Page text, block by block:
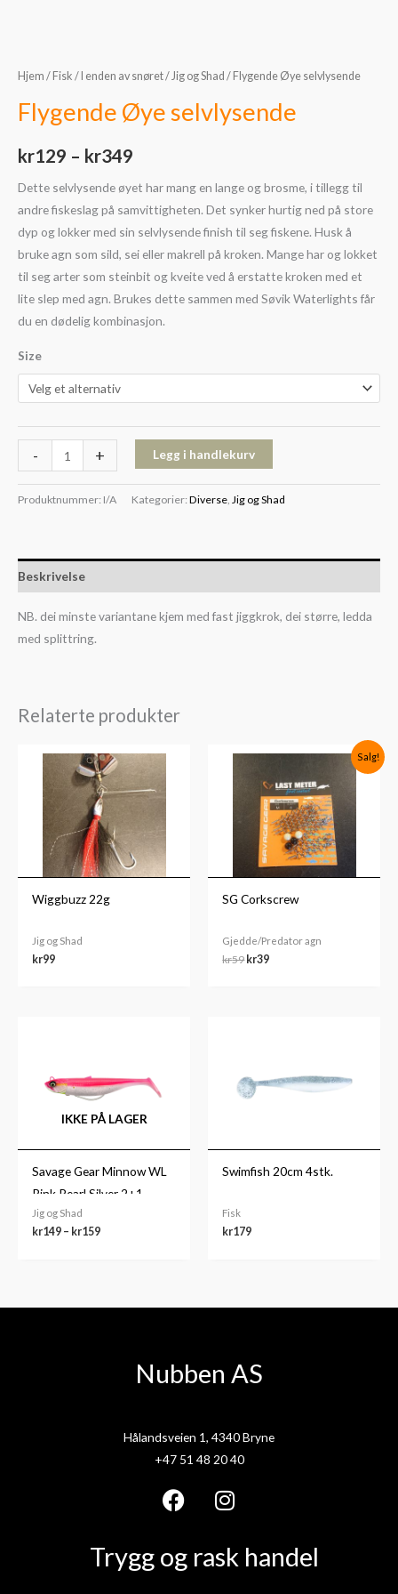
Hjem / Fisk / I enden av snøret/Jig og Shad / Flygende Øye selvlysende
Flygende Øye selvlysende
kr129 – kr349
Dette selvlysende øyet har mang en lange og brosme, i tillegg til
andre fiskeslag på samvittigheten. Det synker hurtig ned på store
dyp og lokker med sin selvlysende finish til seg fiskene. Husk å
bruke agn som sild, sei eller makrell på kroken. Mange har og lokket
til seg arter som steinbit og kveite ved å erstatte kroken med et
lite slep med agn. Brukes dette sammen med Søvik Waterlights får
du en dødelig kombinasjon.
Size
- + Legg i handlekurv
Produktnummer: I/A Kategorier: Diverse Jig og Shad
Beskrivelse
NB. dei minste variantane kjem med fast jiggkrok, dei større, ledda
med splittring.
Relaterte produkter
Wiggbuzz 22g
Jig og Shad
kr99
Salg!
SG Corkscrew
Gjedde/Predator agn
kr59
Opprinnelig
var:
kr59.
kr39
Nåværende
er:
kr39.
IKKE PÅ LAGER
Savage Gear Minnow WL
Pink Pearl Silver 2+1
Jig og Shad
kr149 – kr159
Swimfish 20cm 4stk.
Fisk
kr179
Nubben AS
Hålandsveien 1, 4340 Bryne
+47 51 48 20 40
F
c
I
n
s
Trygg og rask handel